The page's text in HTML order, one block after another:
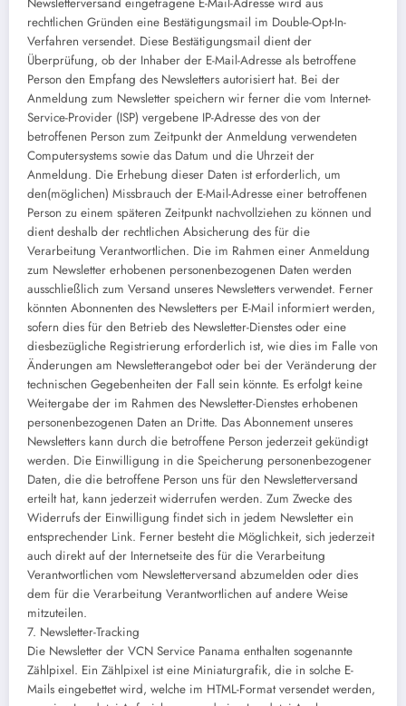
Newsletterversand eingetragene E-Mail-Adresse wird aus
rechtlichen Gründen eine Bestätigungsmail im Double-Opt-In-
Verfahren versendet. Diese Bestätigungsmail dient der
Überprüfung, ob der Inhaber der E-Mail-Adresse als betroffene
Person den Empfang des Newsletters autorisiert hat. Bei der
Anmeldung zum Newsletter speichern wir ferner die vom Internet-
Service-Provider (ISP) vergebene IP-Adresse des von der
betroffenen Person zum Zeitpunkt der Anmeldung verwendeten
Computersystems sowie das Datum und die Uhrzeit der
Anmeldung. Die Erhebung dieser Daten ist erforderlich, um
den(möglichen) Missbrauch der E-Mail-Adresse einer betroffenen
Person zu einem späteren Zeitpunkt nachvollziehen zu können und
dient deshalb der rechtlichen Absicherung des für die
Verarbeitung Verantwortlichen. Die im Rahmen einer Anmeldung
zum Newsletter erhobenen personenbezogenen Daten werden
ausschließlich zum Versand unseres Newsletters verwendet. Ferner
könnten Abonnenten des Newsletters per E-Mail informiert werden,
sofern dies für den Betrieb des Newsletter-Dienstes oder eine
diesbezügliche Registrierung erforderlich ist, wie dies im Falle von
Änderungen am Newsletterangebot oder bei der Veränderung der
technischen Gegebenheiten der Fall sein könnte. Es erfolgt keine
Weitergabe der im Rahmen des Newsletter-Dienstes erhobenen
personenbezogenen Daten an Dritte. Das Abonnement unseres
Newsletters kann durch die betroffene Person jederzeit gekündigt
werden. Die Einwilligung in die Speicherung personenbezogener
Daten, die die betroffene Person uns für den Newsletterversand
erteilt hat, kann jederzeit widerrufen werden. Zum Zwecke des
Widerrufs der Einwilligung findet sich in jedem Newsletter ein
entsprechender Link. Ferner besteht die Möglichkeit, sich jederzeit
auch direkt auf der Internetseite des für die Verarbeitung
Verantwortlichen vom Newsletterversand abzumelden oder dies
dem für die Verarbeitung Verantwortlichen auf andere Weise
mitzuteilen.
7. Newsletter-Tracking
Die Newsletter der VCN Service Panama enthalten sogenannte
Zählpixel. Ein Zählpixel ist eine Miniaturgrafik, die in solche E-
Mails eingebettet wird, welche im HTML-Format versendet werden,